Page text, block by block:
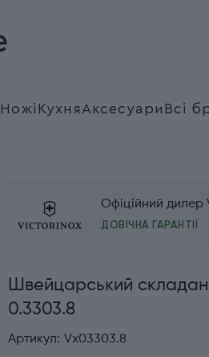
Ножі Кухня Аксесуари Всі
Офіційний дилер
ДОВІЧНА ГАРАНТІЇ
Швейцарський
0.3303.8
Артикул: Vx03303.8